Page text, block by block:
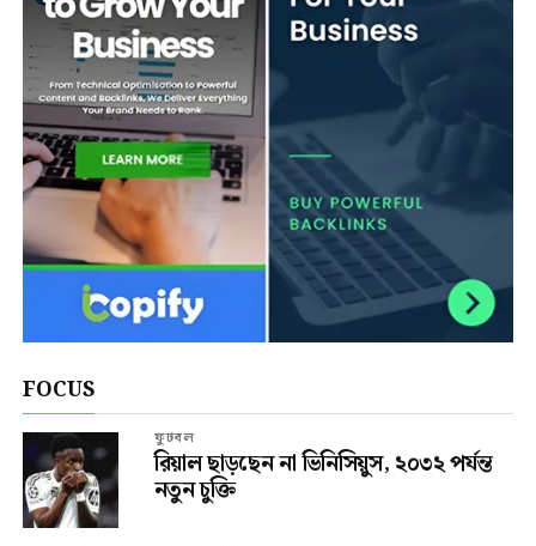
FOCUS
ফুটবল
রিয়াল ছাড়ছেন না ভিনিসিয়ুস, ২০৩২ পর্যন্ত
নতুন চুক্তি